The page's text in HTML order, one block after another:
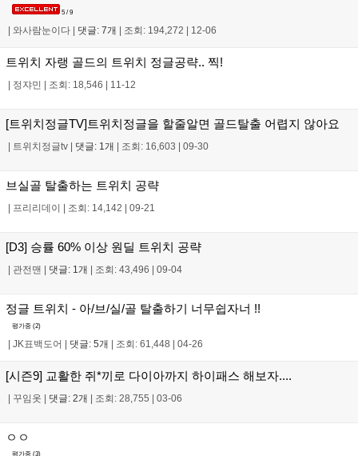
5 / 9
와사람눈이다 댓글: 7개 조회: 194,272 12-06
트위치 자랭 골드의 트위치 정글공략.. 찍!
정쟈민 조회: 18,546 11-12
[트위치정글TV]트위치정글을 할줄알면 골드탈출 어렵지 않아요
트위치정글tv 댓글: 1개 조회: 16,603 09-30
브실골 탈출하는 트위치 공략
프리리데이 조회: 14,142 09-21
[D3] 승률 60% 이상 원딜 트위치 공략
관전맨 댓글: 1개 조회: 43,496 09-04
정글 트위치 - 아/브/실/골 탈출하기 너무쉽자너 !!
평가중 (2)
| JK표백도어 | 댓글: 5개 | 조회: 61,448 | 04-26
[시즌9] 교활한 쥐*끼로 다이아까지 하이패스 해보자....
| 꾸임옷 | 댓글: 2개 | 조회: 28,755 | 03-06
ㅇㅇ
평가중 (3)